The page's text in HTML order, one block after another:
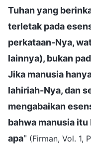
Tuhan yang
terletak pada
perkataan-Nya,
lainnya), bukan
Jika manusia
lahiriah-Nya, dan
mengabaikan
bahwa manusia
apa" (Firman, Vol. 1,